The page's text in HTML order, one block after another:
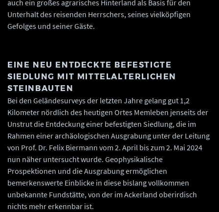
auch ein großes agrarisches Hinterland als Basis für den
Unterhalt des reisenden Herrschers, seines vielköpfigen
Gefolges und seiner Gäste.
EINE NEU ENTDECKTE BEFESTIGTE
SIEDLUNG MIT MITTELALTERLICHEN
STEINBAUTEN
Bei den Geländesurveys der letzten Jahre gelang gut 1,2
Kilometer nördlich des heutigen Ortes Memleben jenseits der
Unstrut die Entdeckung einer befestigten Siedlung, die im
Rahmen einer archäologischen Ausgrabung unter der Leitung
von Prof. Dr. Felix Biermann vom 2. April bis zum 2. Mai 2024
nun näher untersucht wurde. Geophysikalische
Prospektionen und die Ausgrabung ermöglichen
bemerkenswerte Einblicke in diese bislang vollkommen
unbekannte Fundstätte, von der im Ackerland oberirdisch
nichts mehr erkennbar ist.